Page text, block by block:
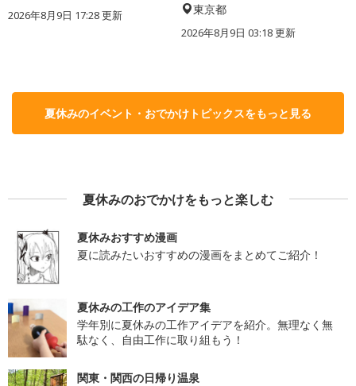
2026年8月9日 17:28更新 東京都
2026年8月9日 03:18更新
夏休みのイベント・おでかけトピックスをもっと見る
夏休みのおでかけをもっと楽しむ
夏休みおすすめ漫画
夏に読みたいおすすめの漫画をまとめてご紹介！
夏休みの工作のアイデア集
学年別に夏休みの工作アイデアを紹介。無理なく無
駄なく、自由工作に取り組もう！
関東・関西の日帰り温泉